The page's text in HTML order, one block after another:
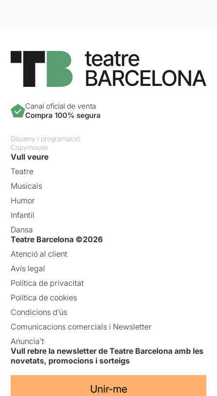
Canal oficial de venta
Compra 100% segura
Disseny i programació:
Copymouse
Vull veure
Teatre
Musicals
Humor
Infantil
Dansa
Teatre Barcelona ©2026
Atenció al client
Avís legal
Política de privacitat
Política de cookies
Condicions d’ús
Comunicacions comercials i Newsletter
Anuncia’t
Vull rebre la newsletter de Teatre Barcelona amb les
novetats, promocions i sorteigs
Unir-me